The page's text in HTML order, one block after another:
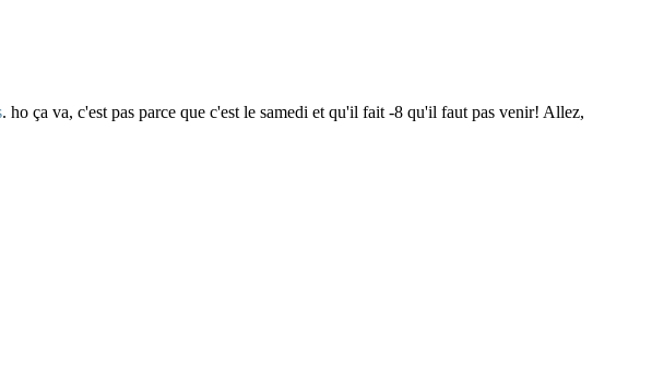
. ho ça va, c'est pas parce que c'est le samedi et qu'il fait -8 qu'il faut pas venir! Allez,